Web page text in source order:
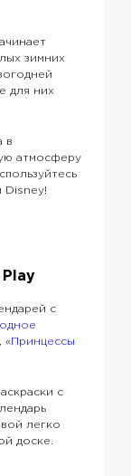
зимних
для них
в
атмосферу
Disney!
с
«Принцессы
с
легко
доске.